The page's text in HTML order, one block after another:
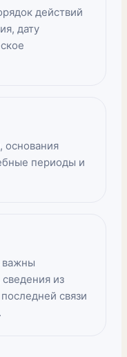
действий
дату
основания
периоды и
важны
из
связи